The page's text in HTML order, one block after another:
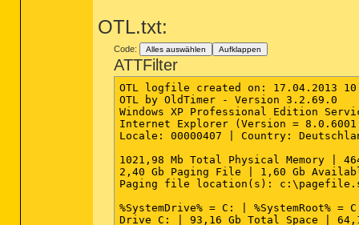
OTL.txt:
Code: Alles auswählen Aufklappen
ATTFilter
OTL logfile created on: 17.04.2013
OTL by OldTimer - Version 3.2.69.0
Windows XP Professional Edition
Internet Explorer (Version =
Locale: 00000407 | Country:
1021,98 Mb Total Physical Memory |
2,40 Gb Paging File | 1,60 Gb
Paging file location(s):
%SystemDrive% = C: | %SystemRoot% =
Drive C: | 93,16 Gb Total Space |